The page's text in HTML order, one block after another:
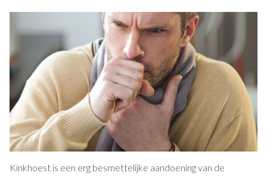
Kinkhoest is een erg besmettelijke aandoening van de